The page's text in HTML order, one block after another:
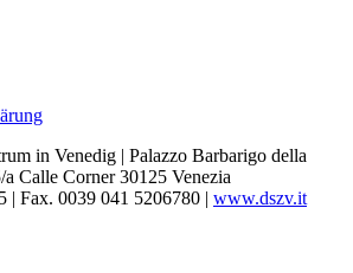
in Venedig | Palazzo Barbarigo della
Calle Corner 30125 Venezia
| Fax. 0039 041 5206780 | www.dszv.it